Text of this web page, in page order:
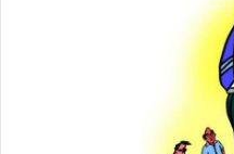
n
e
m
a
l